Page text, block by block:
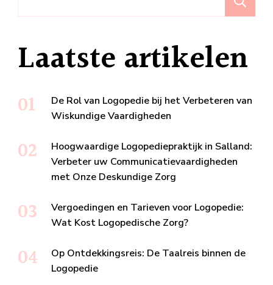
Laatste artikelen
De Rol van Logopedie bij het Verbeteren van
Wiskundige Vaardigheden
Hoogwaardige Logopediepraktijk in Salland:
Verbeter uw Communicatievaardigheden
met Onze Deskundige Zorg
Vergoedingen en Tarieven voor Logopedie:
Wat Kost Logopedische Zorg?
Op Ontdekkingsreis: De Taalreis binnen de
Logopedie